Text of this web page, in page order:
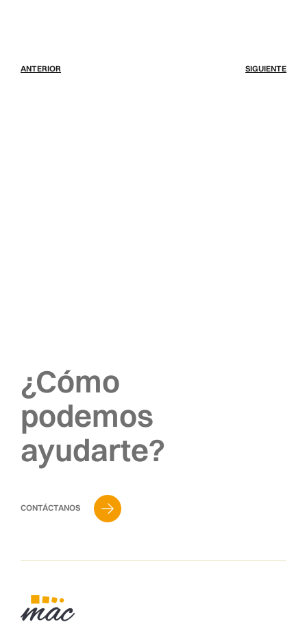
ANTERIOR SIGUIENTE
¿Cómo
podemos
ayudarte?
CONTÁCTANOS